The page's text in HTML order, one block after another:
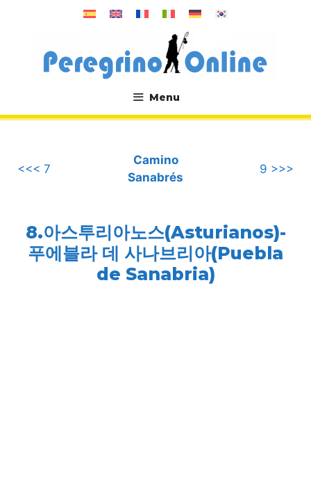
뛰
Menu
.
<<< 7
Camino
Sanabrés
9 >>>
8.아스투리아노스(Asturianos)-
푸에블라 데 사나브리아(Puebla
de Sanabria)